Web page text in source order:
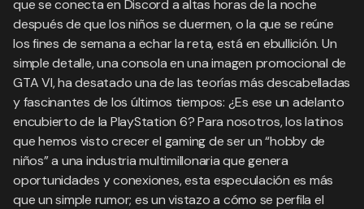
que se conecta en Discord a altas horas de la noche
después de que los niños se duermen, o la que se reúne
los fines de semana a echar la reta, está en ebullición. Un
simple detalle, una consola en una imagen promocional de
GTA VI, ha desatado una de las teorías más descabelladas
y fascinantes de los últimos tiempos: ¿Es ese un adelanto
encubierto de la PlayStation 6? Para nosotros, los latinos
que hemos visto crecer el gaming de ser un “hobby de
niños” a una industria multimillonaria que genera
oportunidades y conexiones, esta especulación es más
que un simple rumor; es un vistazo a cómo se perfila el